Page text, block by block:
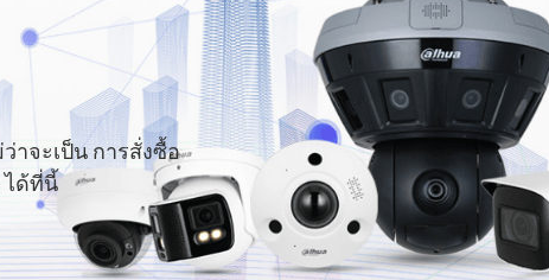
าจะเป็น การสั่งซื้อ
ได้ที่นี้